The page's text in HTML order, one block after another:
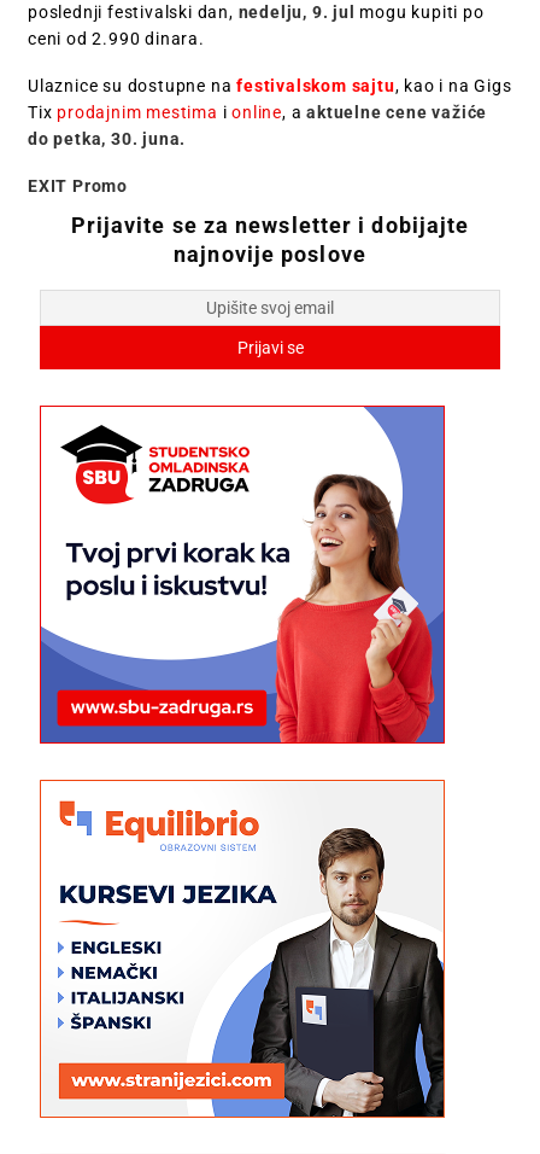
poslednji festivalski dan, nedelju, 9. jul mogu kupiti po
ceni od 2.990 dinara.
Ulaznice su dostupne nafestivalskom sajtu, kao i na Gigs
Tix prodajnim mestima ionline, aaktuelne cene važiće
do petka, 30. juna.
EXIT Promo
Prijavite se za newsletter i dobijajte
najnovije poslove